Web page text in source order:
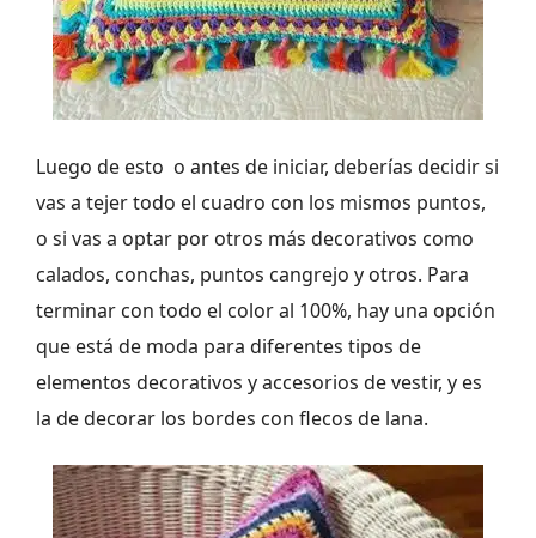
Luego de esto o antes de iniciar, deberías decidir si
vas a tejer todo el cuadro con los mismos puntos,
o si vas a optar por otros más decorativos como
calados, conchas, puntos cangrejo y otros. Para
terminar con todo el color al 100%, hay una opción
que está de moda para diferentes tipos de
elementos decorativos y accesorios de vestir, y es
la de decorar los bordes con flecos de lana.